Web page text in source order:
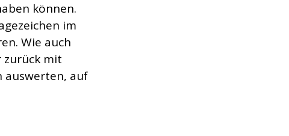
können.
im
Wie auch
zurück mit
auswerten, auf